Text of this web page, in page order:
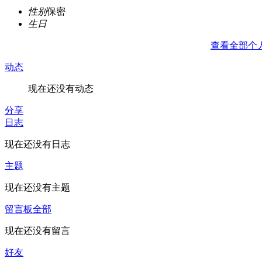
性别保密
生日
查看全部个
动态
现在还没有动态
分享
日志
现在还没有日志
主题
现在还没有主题
留言板全部
现在还没有留言
好友